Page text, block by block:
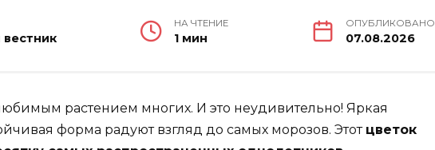
вестник
НА ЧТЕНИЕ
1 мин
ОПУБЛИКОВАНО
07.08.2026
растением многих. И это неудивительно! Яркая
форма радуют взгляд до самых морозов. Этот цветок